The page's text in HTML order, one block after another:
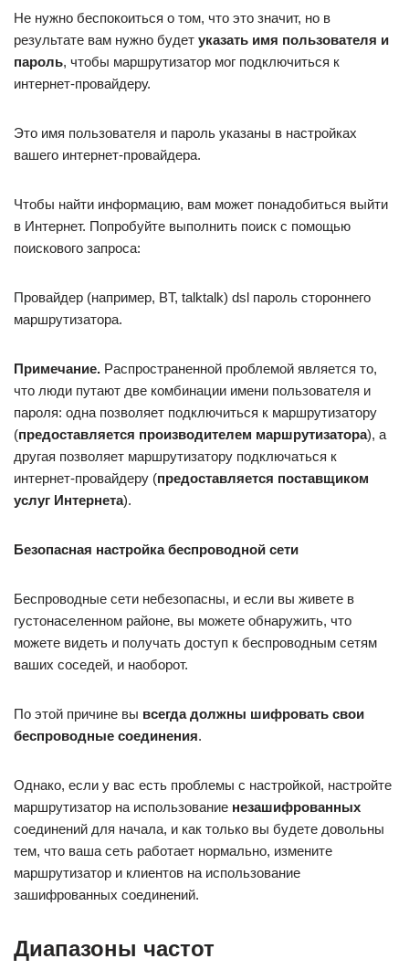
Не нужно беспокоиться о том, что это значит, но в
результате вам нужно будет указать имя пользователя и
пароль, чтобы маршрутизатор мог подключиться к
интернет-провайдеру.
Это имя пользователя и пароль указаны в настройках
вашего интернет-провайдера.
Чтобы найти информацию, вам может понадобиться выйти
в Интернет. Попробуйте выполнить поиск с помощью
поискового запроса:
Провайдер (например, BT, talktalk) dsl пароль стороннего
маршрутизатора.
Примечание. Распространенной проблемой является то,
что люди путают две комбинации имени пользователя и
пароля: одна позволяет подключиться к маршрутизатору
(предоставляется производителем маршрутизатора), а
другая позволяет маршрутизатору подключаться к
интернет-провайдеру (предоставляется поставщиком
услуг Интернета).
Безопасная настройка беспроводной сети
Беспроводные сети небезопасны, и если вы живете в
густонаселенном районе, вы можете обнаружить, что
можете видеть и получать доступ к беспроводным сетям
ваших соседей, и наоборот.
По этой причине вы всегда должны шифровать свои
беспроводные соединения.
Однако, если у вас есть проблемы с настройкой, настройте
маршрутизатор на использование незашифрованных
соединений для начала, и как только вы будете довольны
тем, что ваша сеть работает нормально, измените
маршрутизатор и клиентов на использование
зашифрованных соединений.
Диапазоны частот